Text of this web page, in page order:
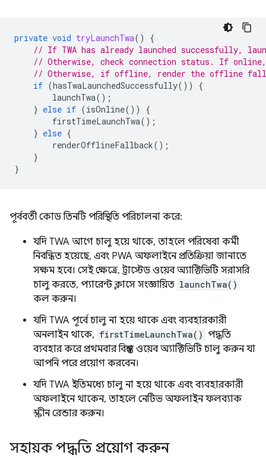
private void tryLaunchTwa()
{
// If TWA has already launched successfully,
// Otherwise, check connection status. If
// Otherwise, if offline, render the offline
if (hasTwaLaunchedSuccessfully())
{
launchTwa();
} else if (isOnline())
{
firstTimeLaunchTwa();
} else {
renderOfflineFallback();
}
}
পূর্ববর্তী কোড তিনটি পরিস্থিতি পরিচালনা করে:
যদি TWA আগে চালু হয়ে থাকে, তাহলে পরিষেবা কর্মী
নিবন্ধিত হয়েছে, এবং PWA অফলাইনে প্রতিক্রিয়া জানাতে
সক্ষম হবে। সেই ক্ষেত্রে, ট্রাস্টেড ওয়েব অ্যাক্টিভিটি সরাসরি
চালু করতে, প্যারেন্ট ক্লাসে সংজ্ঞায়িত launchTwa()
কল করুন।
যদি TWA পূর্বে চালু না হয়ে থাকে এবং ব্যবহারকারী
অনলাইন থাকে, firstTimeLaunchTwa() পদ্ধতি
ব্যবহার করে প্রথমবার বিশ্বস্ত ওয়েব অ্যাক্টিভিটি চালু করুন যা
আপনি পরে প্রয়োগ করবেন।
যদি TWA ইতিমধ্যে চালু না হয়ে থাকে এবং ব্যবহারকারী
অফলাইনে থাকেন, তাহলে নেটিভ অফলাইন ফলব্যাক
স্ক্রীন রেন্ডার করুন।
সহায়ক পদ্ধতি প্রয়োগ করুন